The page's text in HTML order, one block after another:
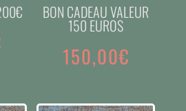
BON CADEAU VALEUR
150 EUROS
150,00€